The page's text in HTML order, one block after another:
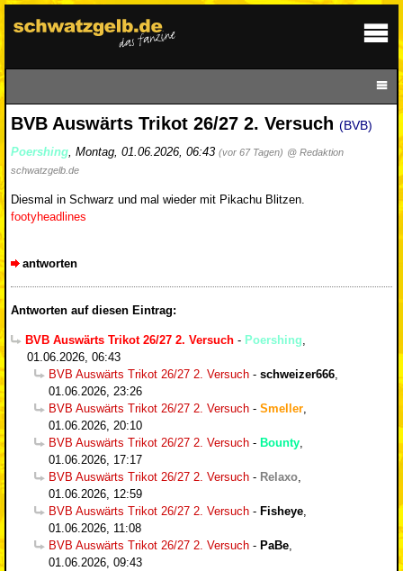
BVB Auswärts Trikot 26/27 2. Versuch (BVB)
Poershing, Montag, 01.06.2026, 06:43 (vor 67 Tagen) @ Redaktion
schwatzgelb.de
Diesmal in Schwarz und mal wieder mit Pikachu Blitzen.
footyheadlines
antworten
Antworten auf diesen Eintrag:
BVB Auswärts Trikot 26/27 2. Versuch - Poershing,
01.06.2026, 06:43
BVB Auswärts Trikot 26/27 2. Versuch - schweizer666,
01.06.2026, 23:26
BVB Auswärts Trikot 26/27 2. Versuch - Smeller,
01.06.2026, 20:10
BVB Auswärts Trikot 26/27 2. Versuch - Bounty,
01.06.2026, 17:17
BVB Auswärts Trikot 26/27 2. Versuch - Relaxo,
01.06.2026, 12:59
BVB Auswärts Trikot 26/27 2. Versuch - Fisheye,
01.06.2026, 11:08
BVB Auswärts Trikot 26/27 2. Versuch - PaBe,
01.06.2026, 09:43